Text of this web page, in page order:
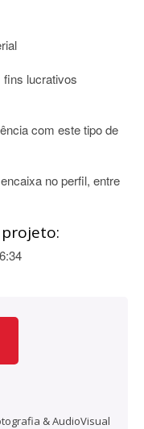
fins lucrativos
com este tipo de
no perfil, entre
& AudioVisual